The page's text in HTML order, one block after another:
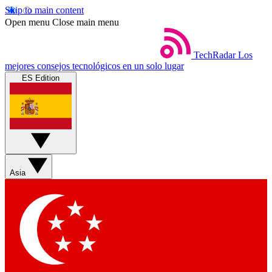
Skip to main content
Open menu Close main menu
TechRadar Los
mejores consejos tecnológicos en un solo lugar
ES Edition
Asia